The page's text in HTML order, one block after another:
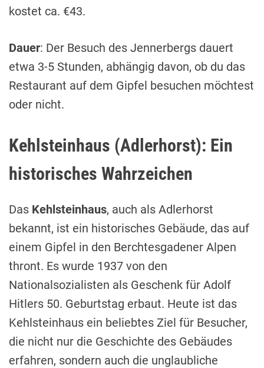
kostet ca. €43.
Dauer: Der Besuch des Jennerbergs dauert
etwa 3-5 Stunden, abhängig davon, ob du das
Restaurant auf dem Gipfel besuchen möchtest
oder nicht.
Kehlsteinhaus (Adlerhorst): Ein
historisches Wahrzeichen
Das Kehlsteinhaus, auch als Adlerhorst
bekannt, ist ein historisches Gebäude, das auf
einem Gipfel in den Berchtesgadener Alpen
thront. Es wurde 1937 von den
Nationalsozialisten als Geschenk für Adolf
Hitlers 50. Geburtstag erbaut. Heute ist das
Kehlsteinhaus ein beliebtes Ziel für Besucher,
die nicht nur die Geschichte des Gebäudes
erfahren, sondern auch die unglaubliche